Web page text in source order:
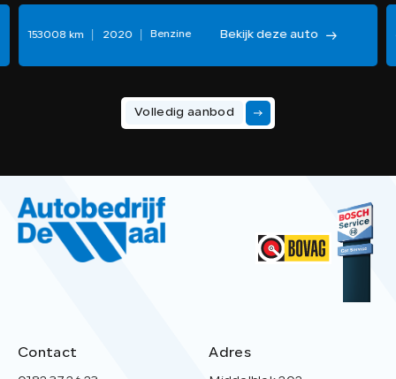
153008 km 2020 Benzine Bekijk deze auto
Volledig aanbod
Contact Adres